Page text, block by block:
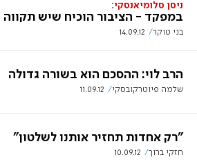
ניסן סלומיאנסקי:
במפקד - הציבור הוכיח שיש תקווה
בני טוקר 14.09.12
הרב לוי: ההסכם הוא בשורה גדולה
שלמה פיוטרקובסקי 11.09.12
"רק אחדות תחזיר אותנו לשלטון"
חזקי ברוך 10.09.12